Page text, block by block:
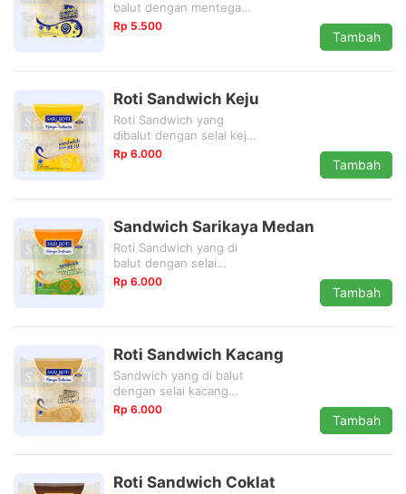
balut dengan mentega
dan gula pasir yang
Rp 5.500
Tambah
Roti Sandwich Keju
Roti Sandwich yang
dibalut dengan selai keju
yang begitu menggoda
Rp 6.000
Tambah
Sandwich Sarikaya Medan
Roti Sandwich yang di
balut dengan selai
sarikaya yang begitu
Rp 6.000
Tambah
Roti Sandwich Kacang
Sandwich yang di balut
dengan selai kacang
yang begitu memikat
Rp 6.000
Tambah
Roti Sandwich Coklat